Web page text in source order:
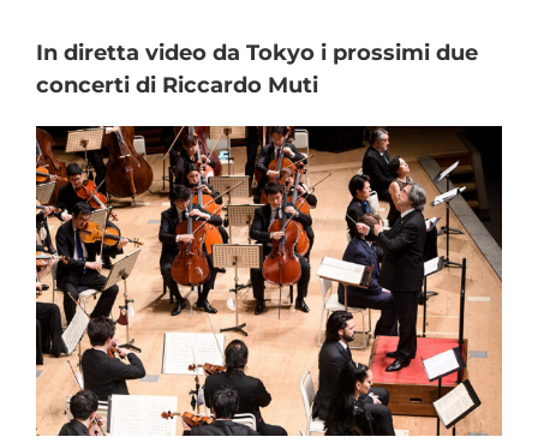
In diretta video da Tokyo i prossimi due
concerti di Riccardo Muti
View
Larger
Image